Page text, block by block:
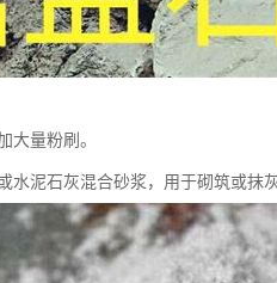
大量粉刷。
水泥石灰混合砂浆，用于砌筑或抹灰